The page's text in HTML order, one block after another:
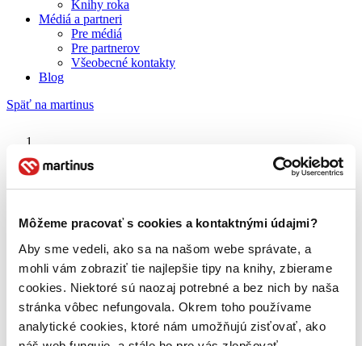
Môžeme pracovať s cookies a kontaktnými údajmi?
Aby sme vedeli, ako sa na našom webe správate, a
mohli vám zobraziť tie najlepšie tipy na knihy, zbierame
cookies. Niektoré sú naozaj potrebné a bez nich by naša
stránka vôbec nefungovala. Okrem toho používame
analytické cookies, ktoré nám umožňujú zisťovať, ako
Knihy roka
Médiá a partneri
Pre médiá
Pre partnerov
Všeobecné kontakty
Blog
Späť na martinus
Vlado Balla
O nás
Náš príbeh
Galéria Martinusu
Zodpovednosť
Sme B Corp